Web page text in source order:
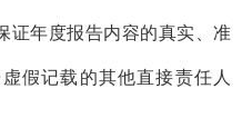
证年度报告内容的真实、准
假记载 的其他直接责任人